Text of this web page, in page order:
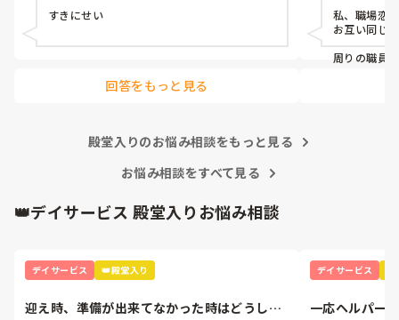
せっかく新卒採用という2度と手に入らない切
けに絞らず色々な業種の説明会に行くなり業
私自身大卒で、周囲が大手企業の総合職にな
すきにせい
回答をもっと見る
私、職場恋
お互い同じ
周りの職員
殿堂入りのお悩み相談をもっと見る
お悩み相談をすべて見る
👑デイサービス 殿堂入りお悩み相談
デイサービス 👑殿堂入り
迎え時、準備が出来てなかった時はどうしま
デイサービス
一応ヘルパー